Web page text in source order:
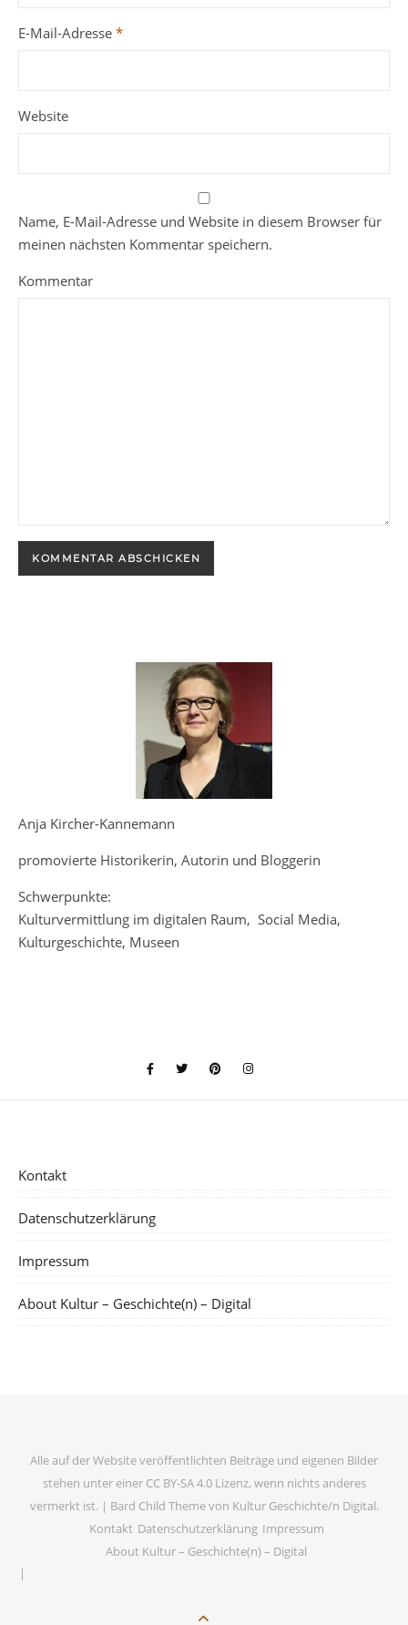
E-Mail-Adresse *
Website
Name, E-Mail-Adresse und Website in diesem Browser für
meinen nächsten Kommentar speichern.
Kommentar
Anja Kircher-Kannemann
promovierte Historikerin, Autorin und Bloggerin
Schwerpunkte:
Kulturvermittlung im digitalen Raum, Social Media,
Kulturgeschichte, Museen
Kontakt
Datenschutzerklärung
Impressum
About Kultur – Geschichte(n) – Digital
Alle auf der Website veröffentlichten Beiträge und eigenen Bilder
stehen unter einer CC BY-SA 4.0 Lizenz, wenn nichts anderes
vermerkt ist. | Bard Child Theme von Kultur Geschichte/n Digital.
Kontakt Datenschutzerklärung Impressum
About Kultur – Geschichte(n) – Digital